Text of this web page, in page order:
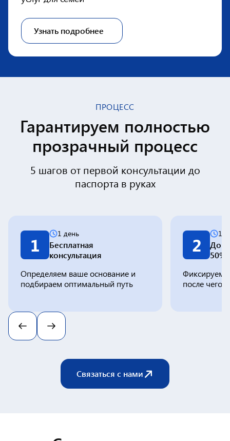
Узнать подробнее
ПРОЦЕСС
Гарантируем полностью
прозрачный процесс
5 шагов от первой консультации до
паспорта в руках
1
1 день
Бесплатная
консультация
Определяем ваше основание и
подбираем оптимальный путь
2
1-
50%
Фиксируем
после чего
Связаться с нами